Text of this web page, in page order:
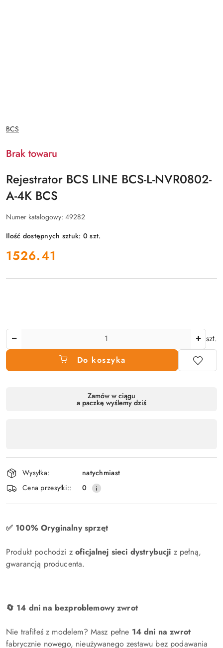
NAZWA
PRODUCENTA:
BCS
Brak towaru
Rejestrator BCS LINE BCS-L-NVR0802-
A-4K BCS
Numer katalogowy: 49282
Ilość dostępnych sztuk: 0szt.
cena:
1526.41
szt.
Do koszyka
dostawa
Zamów w ciągu
a paczkę wyślemy dziś
Wysyłka:
natychmiast
Cena przesyłki::
0
✅ 100% Oryginalny sprzęt
Produkt pochodzi zoficjalnej sieci dystrybucji z pełną,
gwarancją producenta.
🔄 14 dni na bezproblemowy zwrot
Nie trafiłeś z modelem? Masz pełne 14 dni na zwrot
fabrycznie nowego, nieużywanego zestawu bez podawania